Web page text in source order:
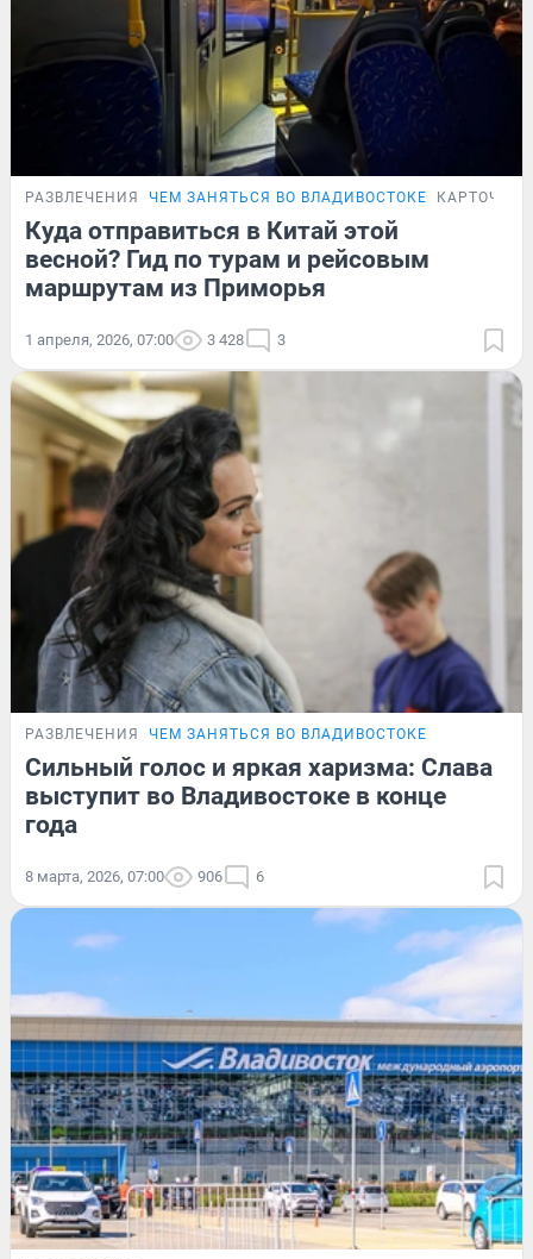
РАЗВЛЕЧЕНИЯ ЧЕМ ЗАНЯТЬСЯ ВО ВЛАДИВОСТОКЕ КАРТОЧКИ
Куда отправиться в Китай этой
весной? Гид по турам и рейсовым
маршрутам из Приморья
1 апреля, 2026, 07:00 3 428 3
РАЗВЛЕЧЕНИЯ ЧЕМ ЗАНЯТЬСЯ ВО ВЛАДИВОСТОКЕ
Сильный голос и яркая харизма: Слава
выступит во Владивостоке в конце
года
8 марта, 2026, 07:00 906 6